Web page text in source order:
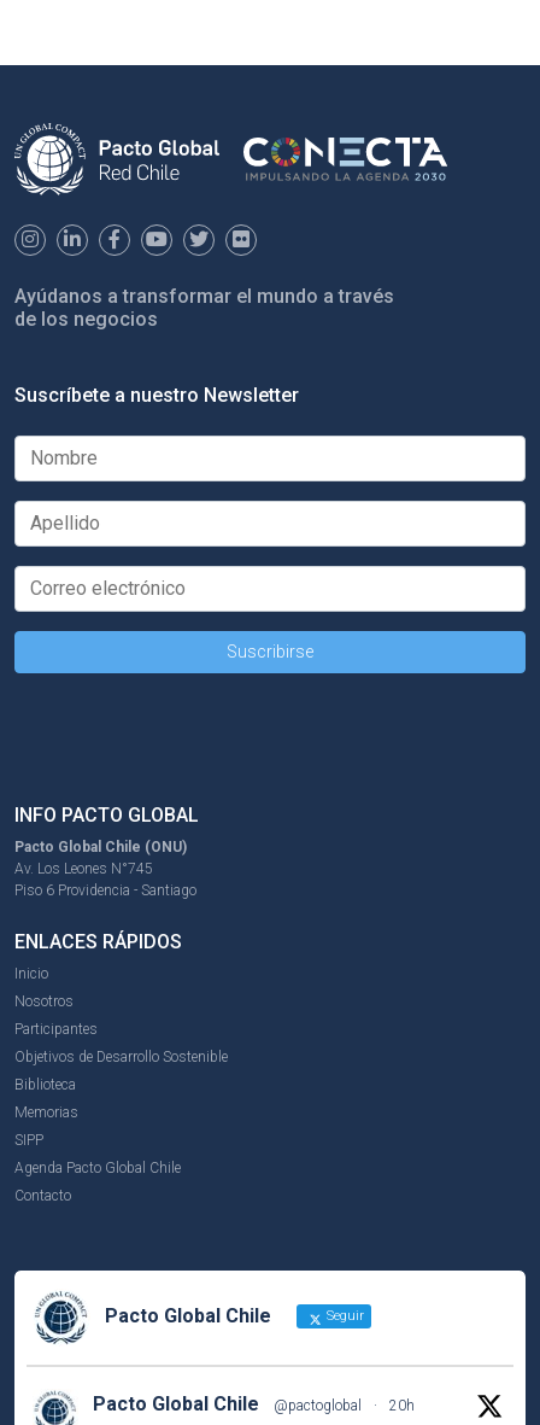
Ayúdanos a transformar el mundo a través
de los negocios
Suscríbete a nuestro Newsletter
INFO PACTO GLOBAL
Pacto Global Chile (ONU)
Av. Los Leones N°745
Piso 6 Providencia - Santiago
ENLACES RÁPIDOS
Inicio
Nosotros
Participantes
Objetivos de Desarrollo Sostenible
Biblioteca
Memorias
SIPP
Agenda Pacto Global Chile
Contacto
Pacto Global Chile Seguir
Pacto Global Chile @pactoglobal · 20h